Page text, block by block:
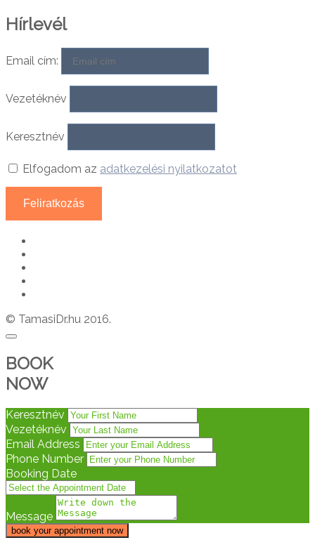
Hírlevél
Email cím:
Vezetéknév
Keresztnév
Elfogadom az adatkezelési nyilatkozatot
© TamasiDr.hu 2016.
BOOK
NOW
Keresztnév
Vezetéknév
Email Address
Phone Number
Booking Date
Message